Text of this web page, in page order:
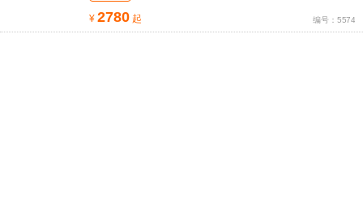
¥ 2780 起 编号：5574